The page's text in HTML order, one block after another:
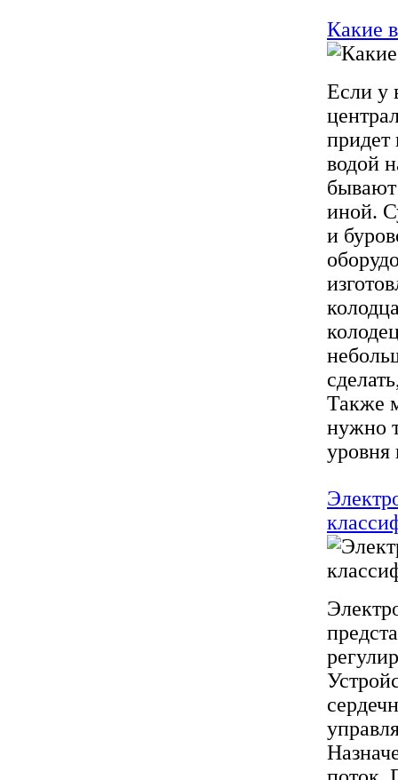
Какие
Если у
придет
водой
бывают
иной.
и
Также
нужно
уровня